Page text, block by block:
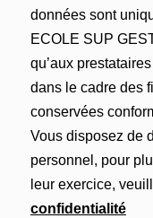
données sont
ECOLE SUP
qu’aux
dans le cadre des
conservées
Vous disposez de
personnel, pour
leur exercice,
confidentialité